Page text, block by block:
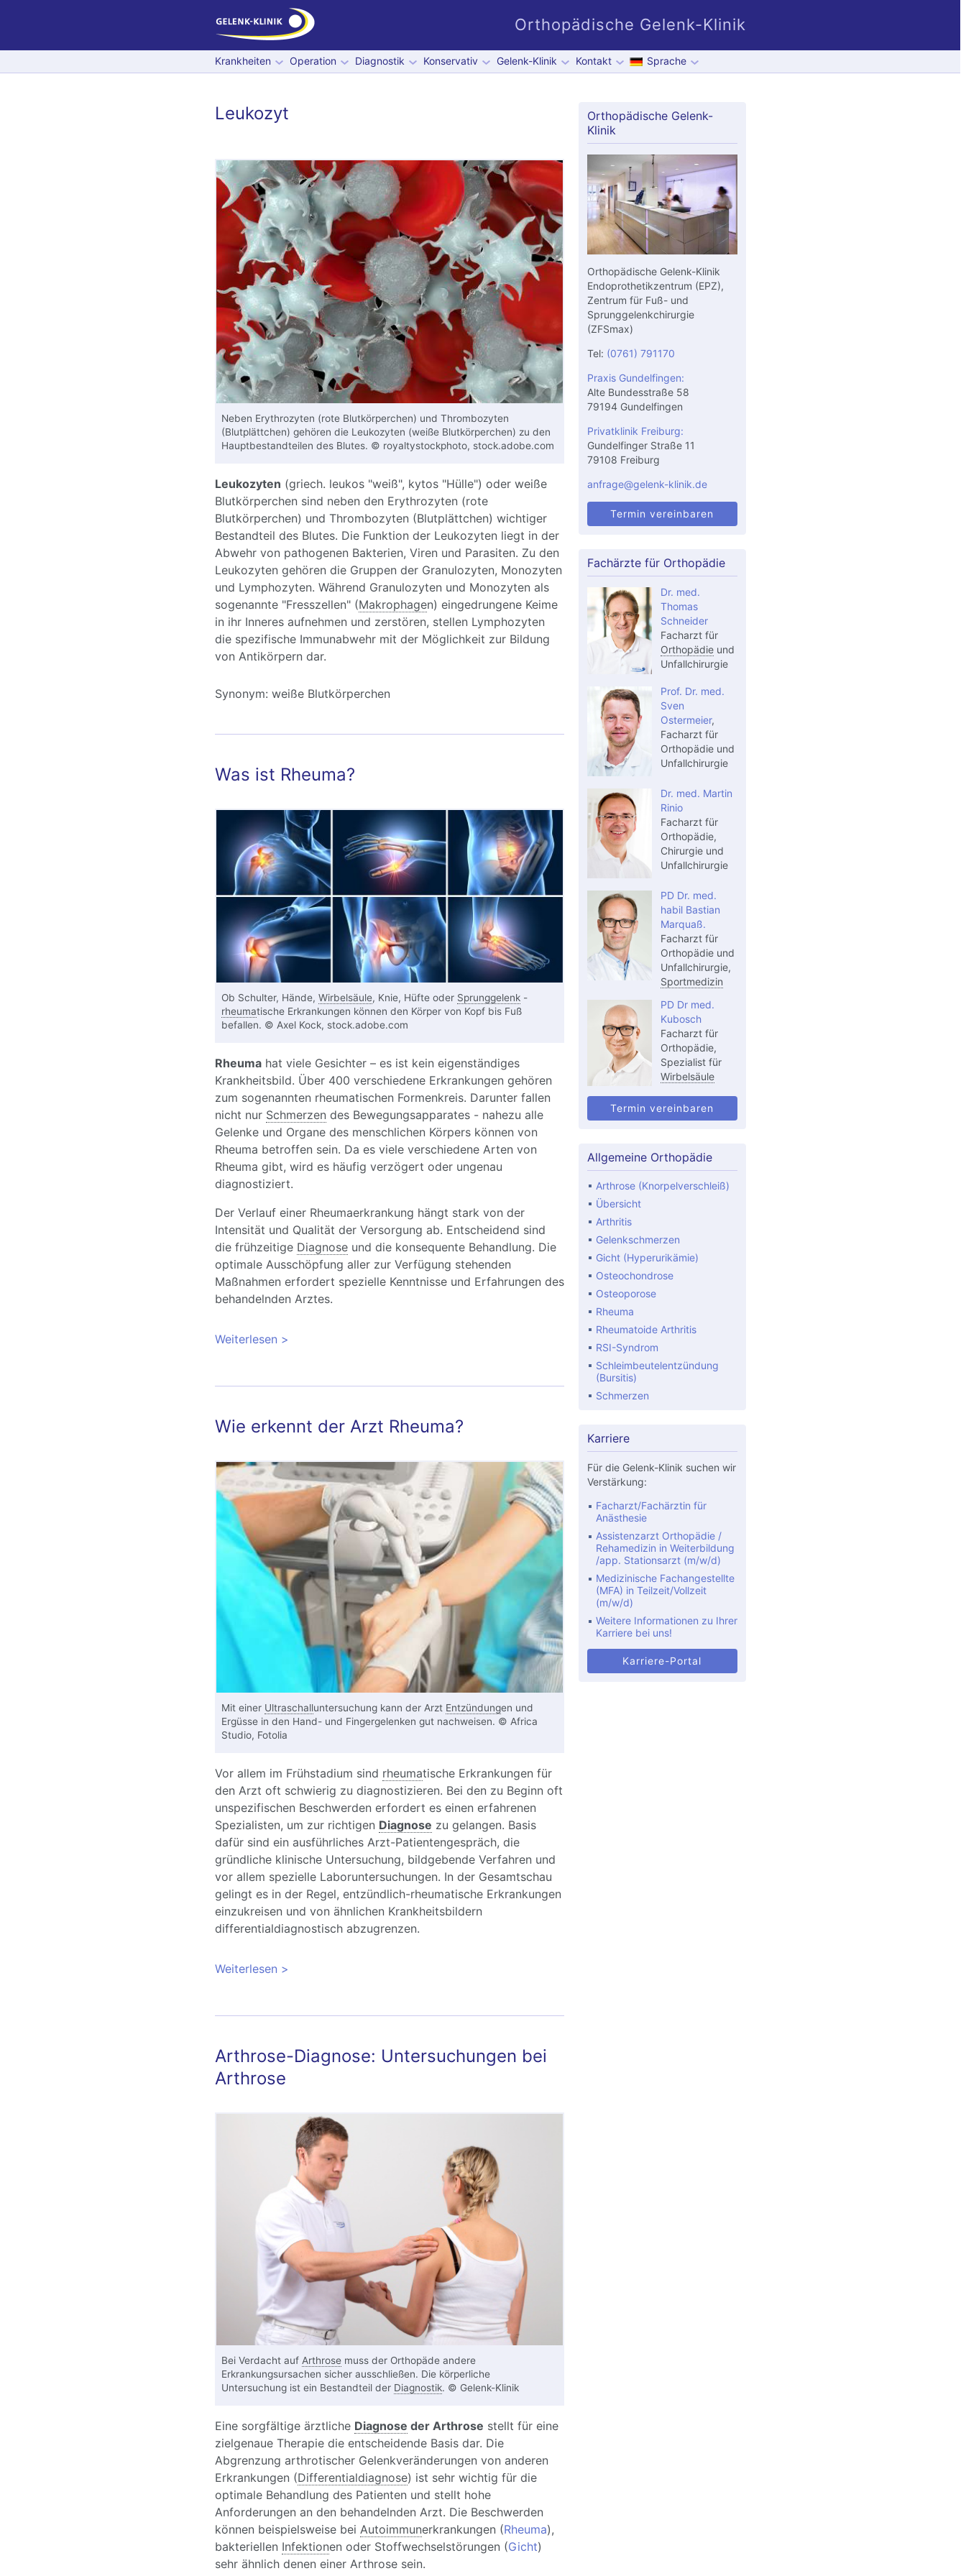
Orthopädische Gelenk-Klinik
Krankheiten Operation Diagnostik Konservativ Gelenk-Klinik Kontakt Sprache
Leukozyt
Neben Erythrozyten (rote Blutkörperchen) und Thrombozyten
(Blutplättchen) gehören die Leukozyten (weiße Blutkörperchen) zu den
Hauptbestandteilen des Blutes. © royaltystockphoto, stock.adobe.com
Leukozyten (griech. leukos "weiß", kytos "Hülle") oder weiße
Blutkörperchen sind neben den Erythrozyten (rote
Blutkörperchen) und Thrombozyten (Blutplättchen) wichtiger
Bestandteil des Blutes. Die Funktion der Leukozyten liegt in der
Abwehr von pathogenen Bakterien, Viren und Parasiten. Zu den
Leukozyten gehören die Gruppen der Granulozyten, Monozyten
und Lymphozyten. Während Granulozyten und Monozyten als
sogenannte "Fresszellen" (Makrophagen) eingedrungene Keime
in ihr Inneres aufnehmen und zerstören, stellen Lymphozyten
die spezifische Immunabwehr mit der Möglichkeit zur Bildung
von Antikörpern dar.
Synonym: weiße Blutkörperchen
Was ist Rheuma?
Ob Schulter, Hände, Wirbelsäule, Knie, Hüfte oder Sprunggelenk-
rheumatische Erkrankungen können den Körper von Kopf bis Fuß
befallen. © Axel Kock, stock.adobe.com
Rheumahat viele Gesichter – es ist kein eigenständiges
Krankheitsbild. Über 400 verschiedene Erkrankungen gehören
zum sogenannten rheumatischen Formenkreis. Darunter fallen
nicht nur Schmerzen des Bewegungsapparates - nahezu alle
Gelenke und Organe des menschlichen Körpers können von
Rheuma betroffen sein. Da es viele verschiedene Arten von
Rheuma gibt, wird es häufig verzögert oder ungenau
diagnostiziert.
Der Verlauf einer Rheumaerkrankung hängt stark von der
Intensität und Qualität der Versorgung ab. Entscheidend sind
die frühzeitige Diagnoseund die konsequente Behandlung. Die
optimale Ausschöpfung aller zur Verfügung stehenden
Maßnahmen erfordert spezielle Kenntnisse und Erfahrungen des
behandelnden Arztes.
Weiterlesen über Was ist Rheuma?
Wie erkennt der Arzt Rheuma?
Mit einer Ultraschalluntersuchung kann der Arzt Entzündungen und
Ergüsse in den Hand- und Fingergelenken gut nachweisen. © Africa
Studio, Fotolia
Vor allem im Frühstadium sind rheumatische Erkrankungen für
den Arzt oft schwierig zu diagnostizieren. Bei den zu Beginn oft
unspezifischen Beschwerden erfordert es einen erfahrenen
Spezialisten, um zur richtigen Diagnose zu gelangen. Basis
dafür sind ein ausführliches Arzt-Patientengespräch, die
gründliche klinische Untersuchung, bildgebende Verfahren und
vor allem spezielle Laboruntersuchungen. In der Gesamtschau
gelingt es in der Regel, entzündlich-rheumatische Erkrankungen
einzukreisen und von ähnlichen Krankheitsbildern
differentialdiagnostisch abzugrenzen.
Weiterlesen über Wie erkennt der Arzt Rheuma?
Arthrose-Diagnose: Untersuchungen bei
Arthrose
Bei Verdacht auf Arthrosemuss der Orthopäde andere
Erkrankungsursachen sicher ausschließen. Die körperliche
Untersuchung ist ein Bestandteil der Diagnostik. © Gelenk-Klinik
Eine sorgfältige ärztliche Diagnose der Arthrose stellt für eine
zielgenaue Therapie die entscheidende Basis dar. Die
Abgrenzung arthrotischer Gelenkveränderungen von anderen
Erkrankungen (Differentialdiagnose) ist sehr wichtig für die
optimale Behandlung des Patienten und stellt hohe
Anforderungen an den behandelnden Arzt. Die Beschwerden
können beispielsweise bei Autoimmunerkrankungen (Rheuma),
bakteriellen Infektionen oder Stoffwechselstörungen (Gicht)
sehr ähnlich denen einer Arthrose sein.
Orthopädische Gelenk-
Klinik
Orthopädische Gelenk-Klinik
Endoprothetikzentrum (EPZ),
Zentrum für Fuß- und
Sprunggelenkchirurgie
(ZFSmax)
Tel: (0761) 791170
Praxis Gundelfingen:
Alte Bundesstraße 58
79194 Gundelfingen
Privatklinik Freiburg:
Gundelfinger Straße 11
79108 Freiburg
anfrage@gelenk-klinik.de
Termin vereinbaren
Fachärzte für Orthopädie
Dr. med.
Thomas
Schneider
Facharzt für
Orthopädieund
Unfallchirurgie
Prof. Dr. med.
Sven
Ostermeier,
Facharzt für
Orthopädie und
Unfallchirurgie
Dr. med. Martin
Rinio
Facharzt für
Orthopädie,
Chirurgie und
Unfallchirurgie
PD Dr. med.
habil Bastian
Marquaß.
Facharzt für
Orthopädie und
Unfallchirurgie,
Sportmedizin
PD Dr med.
Kubosch
Facharzt für
Orthopädie,
Spezialist für
Wirbelsäule
Termin vereinbaren
Allgemeine Orthopädie
Arthrose (Knorpelverschleiß)
Übersicht
Arthritis
Gelenkschmerzen
Gicht (Hyperurikämie)
Osteochondrose
Osteoporose
Rheuma
Rheumatoide Arthritis
RSI-Syndrom
Schleimbeutelentzündung
(Bursitis)
Schmerzen
Karriere
Für die Gelenk-Klinik suchen wir
Verstärkung:
Facharzt/Fachärztin für
Anästhesie
Assistenzarzt Orthopädie /
Rehamedizin in Weiterbildung
/app. Stationsarzt (m/w/d)
Medizinische Fachangestellte
(MFA) in Teilzeit/Vollzeit
(m/w/d)
Weitere Informationen zu Ihrer
Karriere bei uns!
Karriere-Portal